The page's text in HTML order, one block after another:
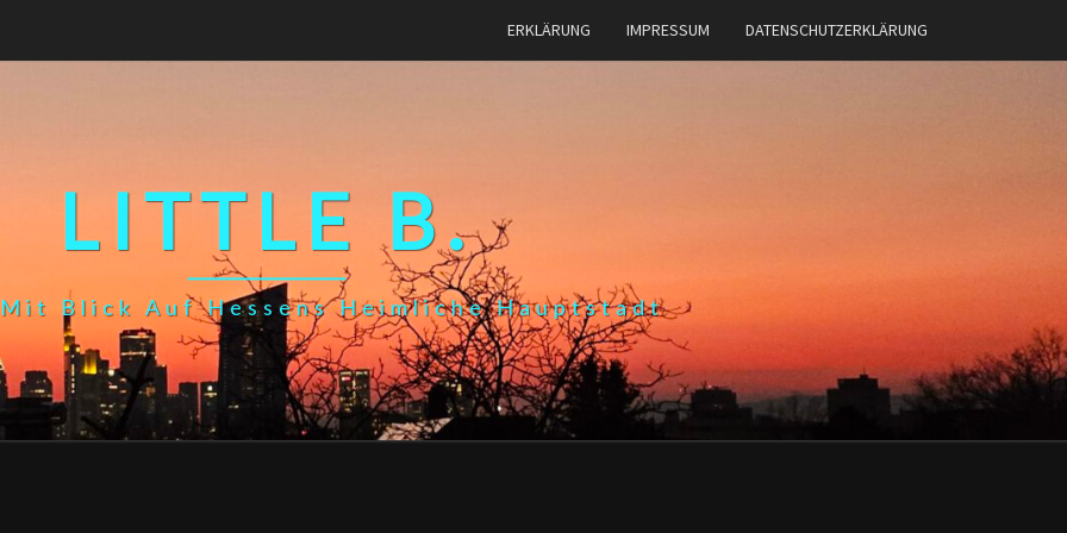
ERKLÄRUNG IMPRESSUM DATENSCHUTZERKLÄRUNG
LITTLE B.
Blick Auf Hessens Heimliche Hauptstadt